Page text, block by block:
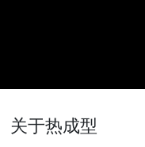
关于热成型